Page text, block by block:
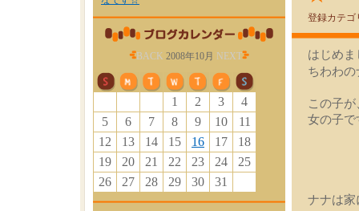
BACK 2008年10月 NEXT
1 2 3
4
5
6 7 8 9 10
11
12
13 14 15 16 17
18
19
20 21 22 23 24
25
26
27 28 29 30 31
登録カテゴ
はじめま
ちわわ
この子
女の子で
ナナは家